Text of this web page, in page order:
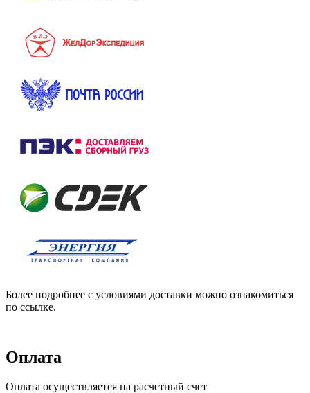
Более подробнее с условиями доставки можно ознакомиться
по ссылке.
Оплата
Оплата осуществляется на расчетный счет